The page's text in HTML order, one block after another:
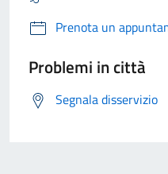
Prenota un
Problemi in città
Segnala disservizio